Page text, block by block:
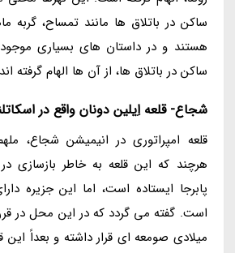
ساکن در باتلاق ها مانند تمساح،
هستند و در داستان های بسیاری
ساکن در باتلاق ها، از آن ها الهام گرفته
شجاع- قلعه اِیلین دونان واقع در
قلعه امپراتوری در انیمیشن شجاع،
پابرجا ایستاده است، اما این جزیره
است. گفته می گردد که در این محل در
میلادی صومعه ای قرار داشته و بعداً